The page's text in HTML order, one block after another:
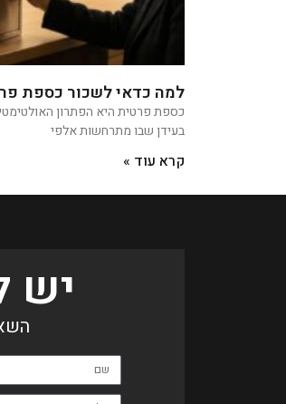
למה כדאי לשכור כספת
כספת פרטית היא הפתרון
בעידן שבו מתרחשות אלפי
קרא עוד »
יש